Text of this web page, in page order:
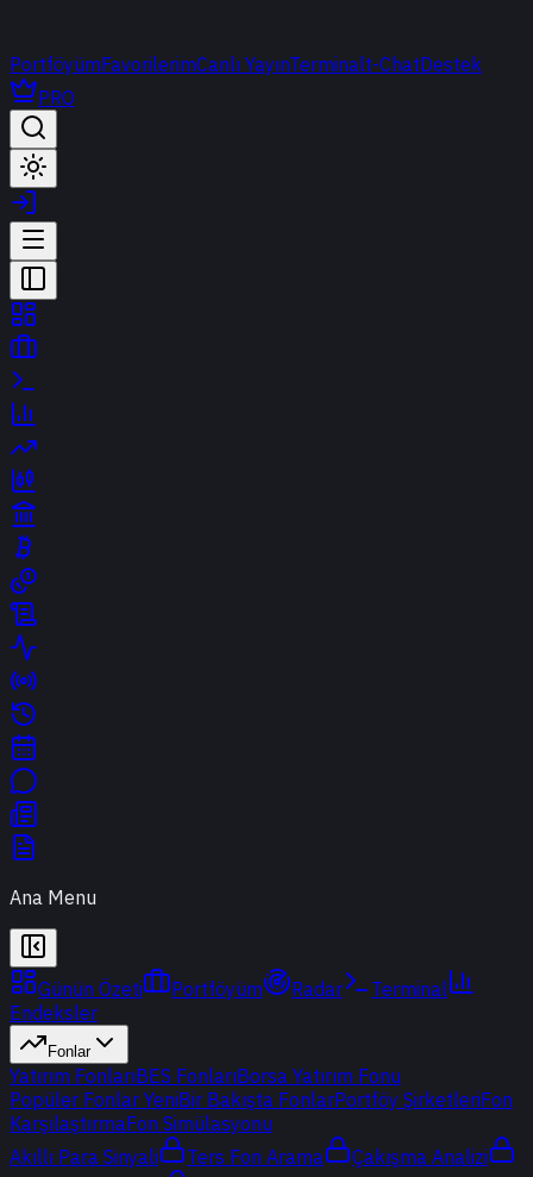
PortföyümFavorilerimCanlı YayınTerminalt-ChatDestek
PRO
Ana Menu
Günün Özeti Portföyüm Radar
Terminal
Endeksler
Fonlar
Yatırım FonlarıBES FonlarıBorsa Yatırım Fonu
Popüler Fonlar YeniBir Bakışta FonlarPortföy ŞirketleriFon
KarşılaştırmaFon Simülasyonu
Akıllı Para Sinyali
Ters Fon Arama
Çakışma Analizi